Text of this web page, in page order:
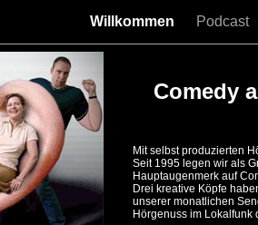
Willkommen Podcast
Comedy
Mit selbst produzierten
Seit 1995 legen wir als
Hauptaugenmerk auf
Drei kreative Köpfe
unserer monatlichen
Hörgenuss im Lokalfunk